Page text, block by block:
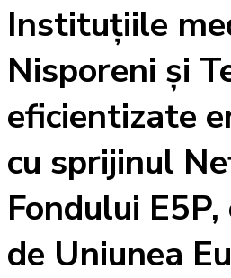
Instituțiile
Nisporeni și
eficientizate
cu sprijinul
Fondului
de Uniunea